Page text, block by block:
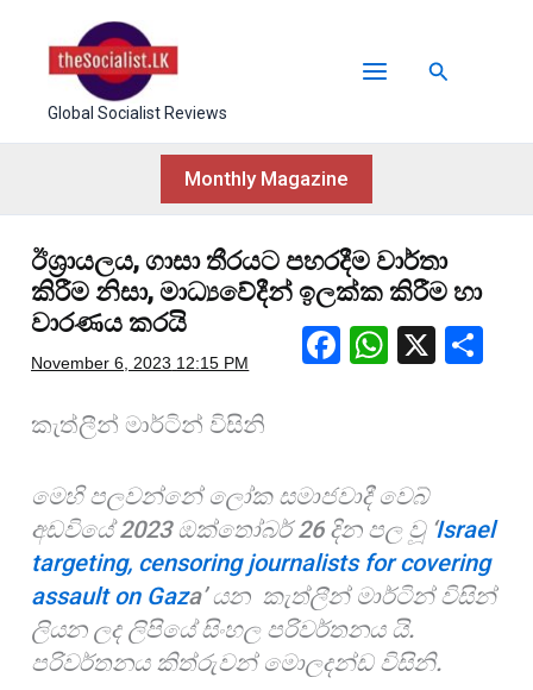
content
Global Socialist Reviews
Search
Monthly Magazine
ඊශ්‍රායලය, ගාසා තීරයට පහරදීම වාර්තා
කිරීම නිසා, මාධ්‍යවේදීන් ඉලක්ක කිරීම හා
වාරණය කරයි
November 6, 2023 12:15 PM
F
b
o
o
k
W
A
p
p
X
කැත්ලීන් මාර්ටින් විසිනි
මෙහි පලවන්නේ ලෝක සමාජවාදී වෙබ්
අඩවියේ 2023 ඔක්තෝබර් 26 දින පල වූ ‘Israel
targeting, censoring journalists for covering
assault on Gaza’ යන කැත්ලීන් මාර්ටින් විසින්
ලියන ලද ලිපියේ සිංහල පරිවර්තනය යි.
පරිවර්තනය කිත්රුවන් මොලදන්ඩ විසිනි.